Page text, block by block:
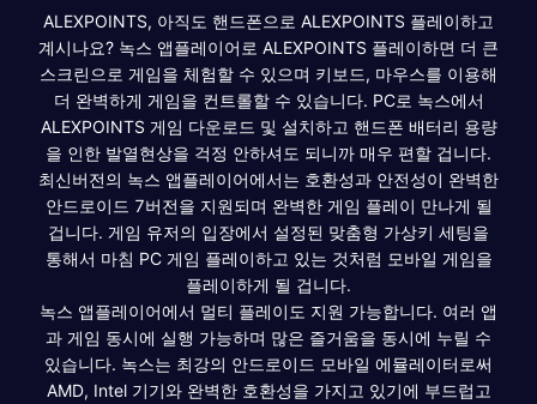
ALEXPOINTS, 아직도 핸드폰으로 ALEXPOINTS 플레이하고
계시나요? 녹스 앱플레이어로 ALEXPOINTS 플레이하면 더 큰
스크린으로 게임을 체험할 수 있으며 키보드, 마우스를 이용해
더 완벽하게 게임을 컨트롤할 수 있습니다. PC로 녹스에서
ALEXPOINTS 게임 다운로드 및 설치하고 핸드폰 배터리 용량
을 인한 발열현상을 걱정 안하셔도 되니까 매우 편할 겁니다.
최신버전의 녹스 앱플레이어에서는 호환성과 안전성이 완벽한
안드로이드 7버전을 지원되며 완벽한 게임 플레이 만나게 될
겁니다. 게임 유저의 입장에서 설정된 맞춤형 가상키 세팅을
통해서 마침 PC 게임 플레이하고 있는 것처럼 모바일 게임을
플레이하게 될 겁니다.
녹스 앱플레이어에서 멀티 플레이도 지원 가능합니다. 여러 앱
과 게임 동시에 실행 가능하며 많은 즐거움을 동시에 누릴 수
있습니다. 녹스는 최강의 안드로이드 모바일 에뮬레이터로써
AMD, Intel 기기와 완벽한 호환성을 가지고 있기에 부드럽고